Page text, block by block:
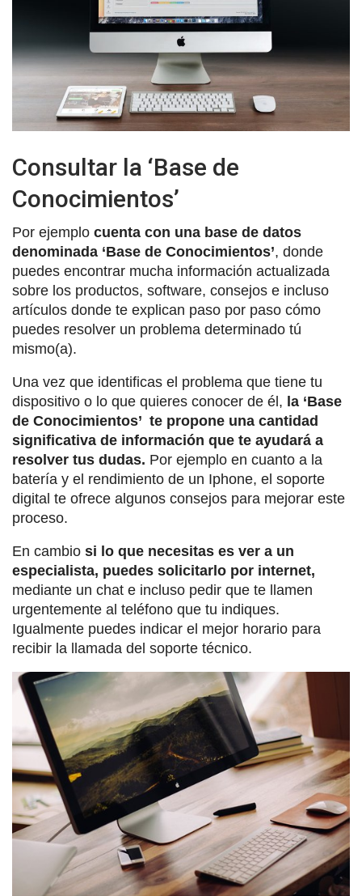
Consultar la ‘Base de
Conocimientos’
Por ejemplo cuenta con una base de datos
denominada ‘Base de Conocimientos’, donde
puedes encontrar mucha información actualizada
sobre los productos, software, consejos e incluso
artículos donde te explican paso por paso cómo
puedes resolver un problema determinado tú
mismo(a).
Una vez que identificas el problema que tiene tu
dispositivo o lo que quieres conocer de él, la ‘Base
de Conocimientos’ te propone una cantidad
significativa de información que te ayudará a
resolver tus dudas. Por ejemplo en cuanto a la
batería y el rendimiento de un Iphone, el soporte
digital te ofrece algunos consejos para mejorar este
proceso.
En cambio si lo que necesitas es ver a un
especialista, puedes solicitarlo por internet,
mediante un chat e incluso pedir que te llamen
urgentemente al teléfono que tu indiques.
Igualmente puedes indicar el mejor horario para
recibir la llamada del soporte técnico.